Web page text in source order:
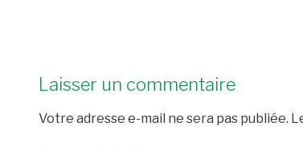
Laisser un commentaire
Votre adresse e-mail ne sera pas publiée.